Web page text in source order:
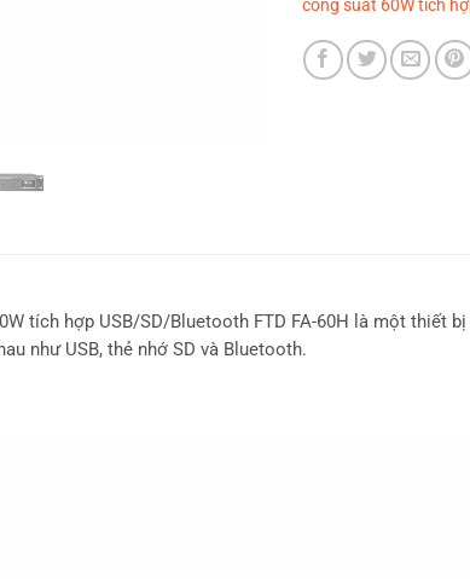
công suất 60W tích
tích hợp USB/SD/Bluetooth FTD FA-60H là một thiết
như USB, thẻ nhớ SD và Bluetooth.